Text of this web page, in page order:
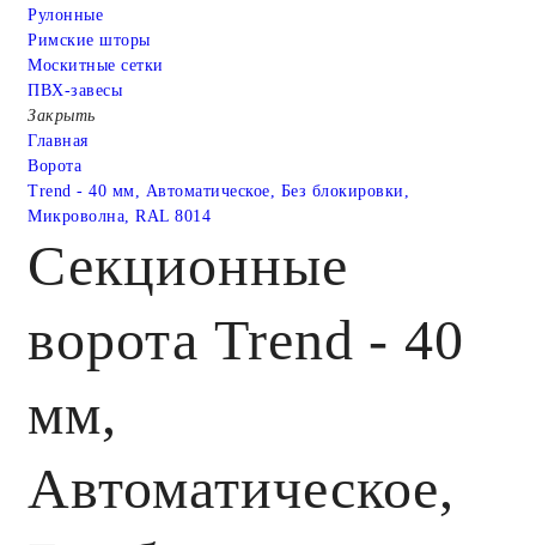
Рулонные
Римские шторы
Москитные сетки
ПВХ-завесы
Закрыть
Главная
Ворота
Trend - 40 мм, Автоматическое, Без блокировки,
Микроволна, RAL 8014
Секционные
ворота Trend - 40
мм,
Автоматическое,